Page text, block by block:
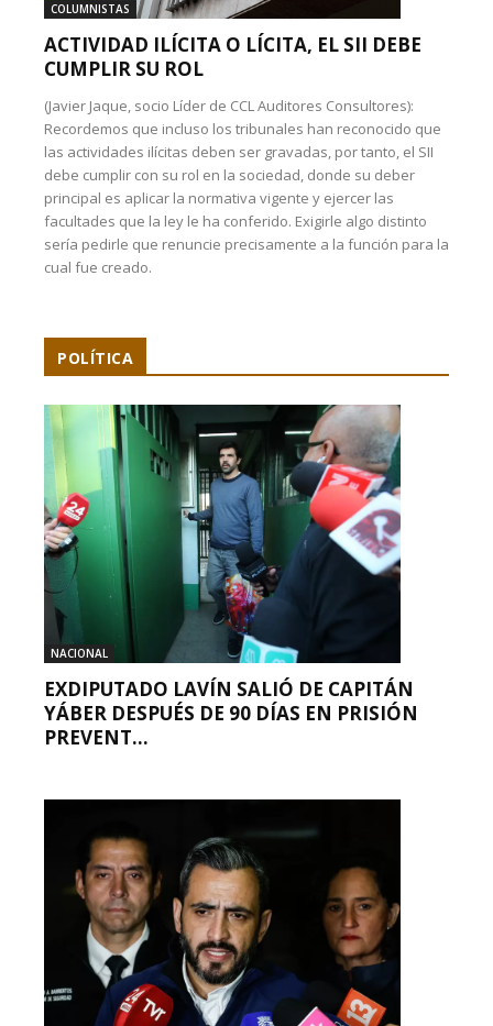
COLUMNISTAS
ACTIVIDAD ILÍCITA O LÍCITA, EL SII DEBE
CUMPLIR SU ROL
(Javier Jaque, socio Líder de CCL Auditores Consultores):
Recordemos que incluso los tribunales han reconocido que
las actividades ilícitas deben ser gravadas, por tanto, el SII
debe cumplir con su rol en la sociedad, donde su deber
principal es aplicar la normativa vigente y ejercer las
facultades que la ley le ha conferido. Exigirle algo distinto
sería pedirle que renuncie precisamente a la función para la
cual fue creado.
POLÍTICA
NACIONAL
EXDIPUTADO LAVÍN SALIÓ DE CAPITÁN
YÁBER DESPUÉS DE 90 DÍAS EN PRISIÓN
PREVENT...